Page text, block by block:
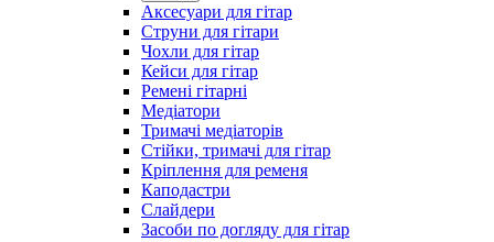
Аксесуари для гітар
Струни для гітари
Чохли для гітар
Кейси для гітар
Ремені гітарні
Медіатори
Тримачі медіаторів
Стійки, тримачі для гітар
Кріплення для ременя
Каподастри
Слайдери
Засоби по догляду для гітар